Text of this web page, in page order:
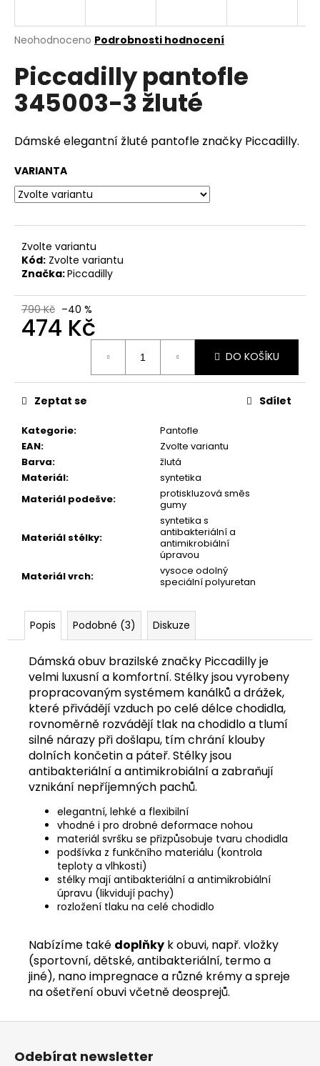
Průměrné
produktu
je
0,0
z
hvězdiček.
Neohodnoceno Podrobnosti hodnocení
Piccadilly pantofle
345003-3 žluté
Dámské elegantní žluté pantofle značky Piccadilly.
VARIANTA
Zvolte variantu
Kód: Zvolte variantu
Značka:Piccadilly
790 Kč –40 %
474 Kč
DO KOŠÍKU
Kategorie:
Pantofle
EAN:
Zvolte variantu
Barva:
žlutá
Materiál:
syntetika
Materiál podešve:
protiskluzová směs
gumy
Materiál stélky:
syntetika s
antibakteriální a
antimikrobiální
úpravou
Materiál vrch:
vysoce odolný
speciální polyuretan
Zeptat se Sdílet
Popis Podobné (3) Diskuze
Dámská obuv brazilské značky Piccadilly je
velmi luxusní a komfortní. Stélky jsou vyrobeny
propracovaným systémem kanálků a drážek,
které přivádějí vzduch po celé délce chodidla,
rovnoměrně rozvádějí tlak na chodidlo a tlumí
silné nárazy při došlapu, tím chrání klouby
dolních končetin a páteř. Stélky jsou
antibakteriální a antimikrobiální a zabraňují
vznikání nepříjemných pachů.
elegantní, lehké a flexibilní
vhodné i pro drobné deformace nohou
materiál svršku se přizpůsobuje tvaru chodidla
podšívka z funkčního materiálu (kontrola
teploty a vlhkosti)
stélky mají antibakteriální a antimikrobiální
úpravu (likvidují pachy)
rozložení tlaku na celé chodidlo
Nabízíme také doplňky k obuvi, např. vložky
(sportovní, dětské, antibakteriální, termo a
jiné), nano impregnace a různé krémy a spreje
na ošetření obuvi včetně deosprejů.
j
t
?
D
o
p
o
r
u
u
m
e
PICCADILLY
DÁMSKÉ
POLOBOTKY
S017001-
STARORŮŽOVÉ
490
Z
Odebírat newsletter